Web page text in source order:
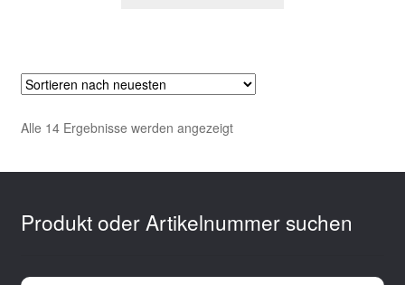
Alle 14 Ergebnisse werden angezeigtNach
sortiert
Produkt oder Artikelnummer suchen